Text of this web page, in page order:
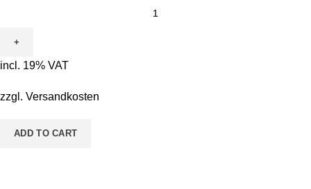
Ausmalen
-
Flora
quantity
incl. 19% VAT
zzgl. Versandkosten
ADD TO CART